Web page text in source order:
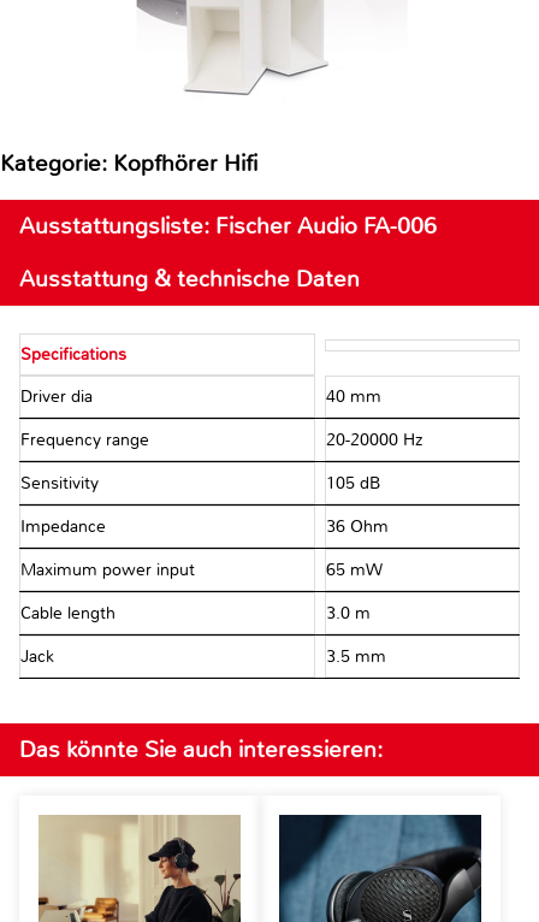
Kategorie: Kopfhörer Hifi
Ausstattungsliste: Fischer Audio FA-006
Ausstattung & technische Daten
Specifications
Driver dia 40 mm
Frequency range 20-20000 Hz
Sensitivity 105 dB
Impedance 36 Ohm
Maximum power input 65 mW
Cable length 3.0 m
Jack 3.5 mm
Das könnte Sie auch interessieren: